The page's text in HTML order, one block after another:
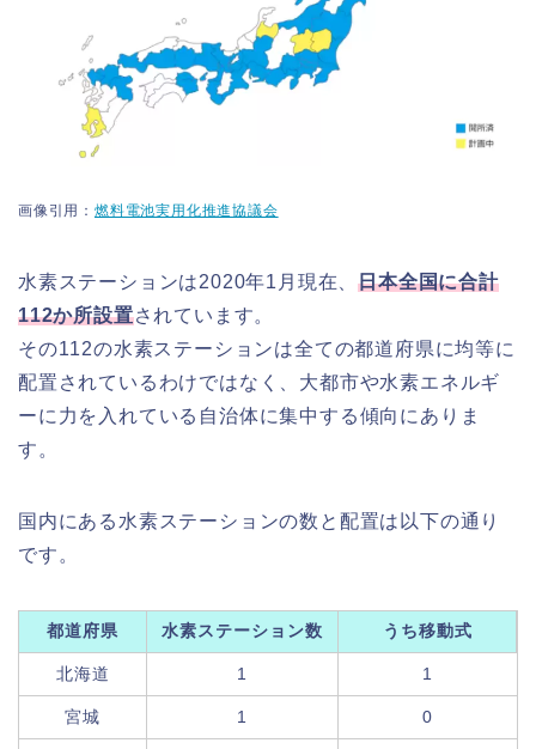
画像引用： 燃料電池実用化推進協議会
水素ステーションは2020年1月現在、日本全国に合計
112か所設置されています。
その112の水素ステーションは全ての都道府県に均等に
配置されているわけではなく、大都市や水素エネルギ
ーに力を入れている自治体に集中する傾向にありま
す。
国内にある水素ステーションの数と配置は以下の通り
です。
都道府県 水素ステーション数 うち移動式
北海道 1 1
宮城 1 0